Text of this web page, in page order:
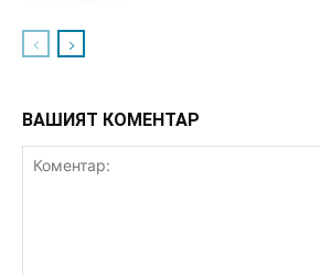
ВАШИЯТ КОМЕНТАР